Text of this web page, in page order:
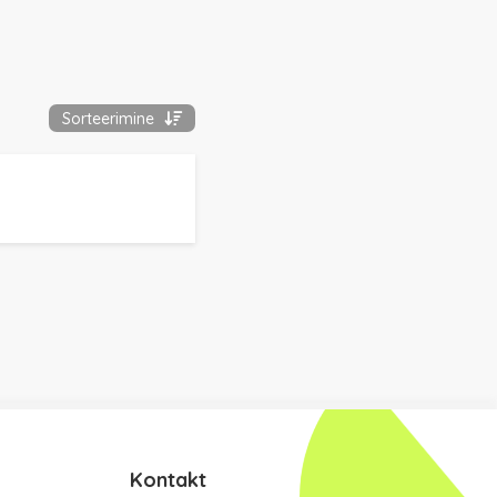
Sorteerimine
Kontakt